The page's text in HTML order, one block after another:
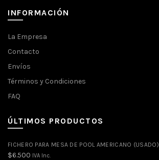
INFORMACIÓN
La Empresa
Contacto
Envíos
Términos y Condiciones
FAQ
ÚLTIMOS PRODUCTOS
FICHERO PARA MESA DE POOL AMERICANO (USADO)
$6.500 IVA Inc.